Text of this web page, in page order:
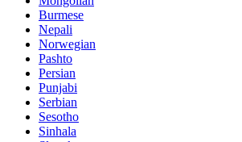
Burmese
Nepali
Norwegian
Pashto
Persian
Punjabi
Serbian
Sesotho
Sinhala